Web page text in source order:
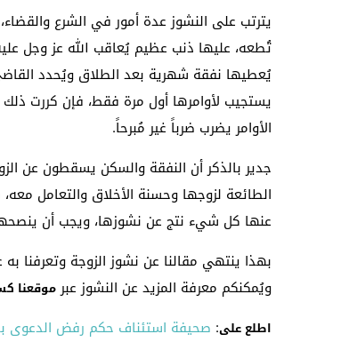
يترتب على النشوز عدة أمور في الشرع
تُطعه، عليها ذنب عظيم يُعاقب الله عز وجل
يُعطيها نفقة شهرية بعد الطلاق ويُحدد
يستجيب لأوامرها أول مرة فقط، فإن كررت
الأوامر يضرب ضرباً غير مُبرحاً.
جدير بالذكر أن النفقة والسكن يسقطون عن
الطائعة لزوجها وحسنة الأخلاق والتعامل
عنها كل شيء نتج عن نشوزها، ويجب أن ينصحها
بهذا ينتهي مقالنا عن نشوز الزوجة وتعرفنا
ويُمكنكم معرفة المزيد عن النشوز عبرموقعنا
اطلع على: صحيفة استئناف حكم رفض الدعوى